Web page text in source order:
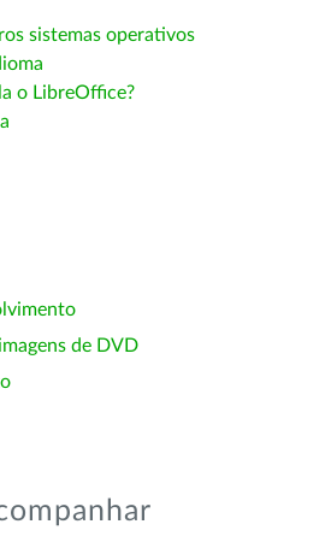
sistemas operativos
o LibreOffice?
de DVD